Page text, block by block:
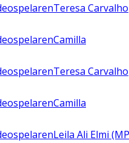
Teresa Carvalho
Camilla
Teresa Carvalho
Camilla
Leila Ali Elmi